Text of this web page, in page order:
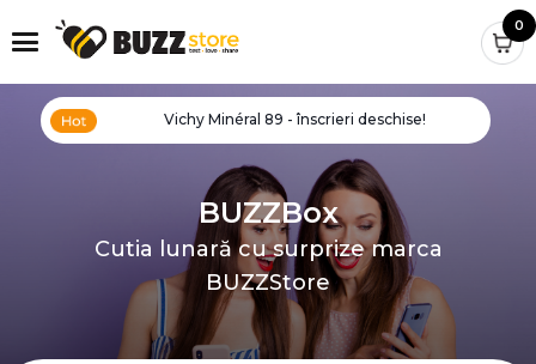
0
Vichy Minéral 89 - înscrieri deschise!
BUZZBox
Cutia lunară cu surprize marca
BUZZStore